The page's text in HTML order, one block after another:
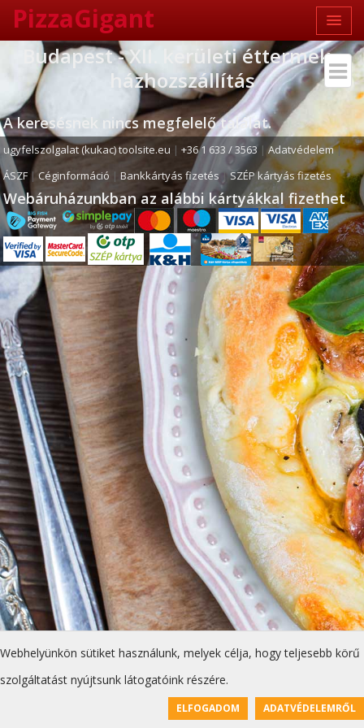
Webhelyünkön sütiket használunk, melyek célja, hogy teljesebb körű
szolgáltatást nyújtsunk látogatóink részére.
ELFOGADOM ADATVÉDELEMRŐL
PizzaGigant
Budapest - XII. kerületi éttermek -
házhozszállítás
A keresésnek nincs megfelelő találat.
ugyfelszolgalat (kukac) toolsite.eu |+36 1 633 / 3563|Adatvédelem|
ÁSZF |Céginformáció |Bankkártyás fizetés|SZÉP kártyás fizetés
Webáruházunkban az alábbi kártyákkal fizethet